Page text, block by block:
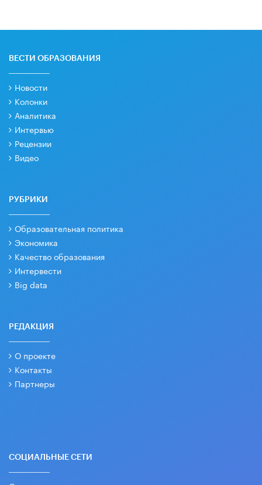
ВЕСТИ ОБРАЗОВАНИЯ
Новости
Колонки
Аналитика
Интервью
Рецензии
Видео
РУБРИКИ
Образовательная политика
Экономика
Качество образования
Интервести
Big data
РЕДАКЦИЯ
О проекте
Контакты
Партнеры
СОЦИАЛЬНЫЕ СЕТИ